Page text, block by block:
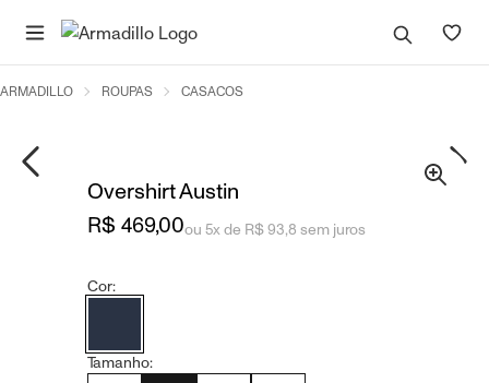
ARMADILLO ROUPAS CASACOS
Overshirt Austin
R$ 469,00ou 5x de R$ 93,8 sem juros
Cor:
Tamanho: